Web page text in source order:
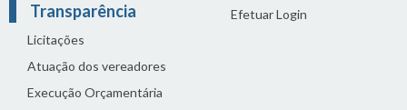
Transparência
Licitações
Atuação dos vereadores
Execução Orçamentária
Efetuar Login